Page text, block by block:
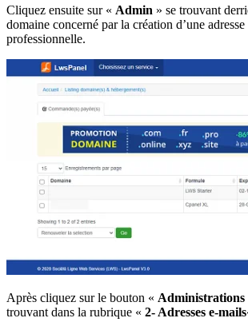
Cliquez ensuite sur « Admin » se trouvant
domaine concerné par la création d’une
professionnelle.
Après cliquez sur le bouton « Administrations
trouvant dans la rubrique « 2- Adresses e-mails